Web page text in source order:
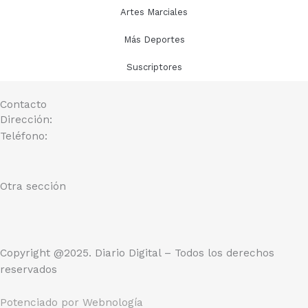
Artes Marciales
Más Deportes
Suscriptores
Contacto
Dirección:
Teléfono:
Otra sección
Copyright @2025. Diario Digital – Todos los derechos
reservados
Potenciado por Webnología